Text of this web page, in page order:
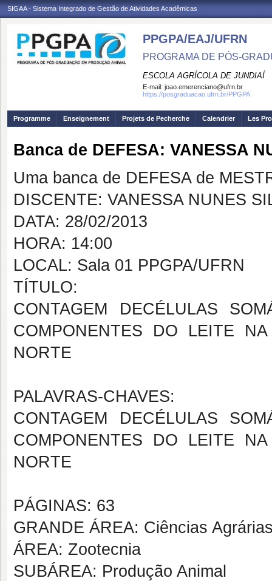
SIGAA - Sistema Integrado de Gestão de Atividades Acadêmicas
PPGPA/EAJ/UFRN
PROGRAMA DE PÓS-
ESCOLA AGRÍCOLA DE JUNDIAÍ
E-mail: joao.emerenciano@ufrn.br
https://posgraduacao.ufrn.br/PPGPA
Programme Enseignement Projets de Pecherche Calendrier Les
Banca de DEFESA: VANESSA
Uma banca de DEFESA de
DISCENTE: VANESSA NUNES
DATA: 28/02/2013
HORA: 14:00
LOCAL: Sala 01 PPGPA/UFRN
TÍTULO:
CONTAGEM DECÉLULAS
COMPONENTES DO LEITE
NORTE
PALAVRAS-CHAVES:
CONTAGEM DECÉLULAS
COMPONENTES DO LEITE
NORTE
PÁGINAS: 63
GRANDE ÁREA: Ciências
ÁREA: Zootecnia
SUBÁREA: Produção Animal